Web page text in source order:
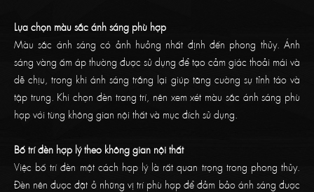
Lựa chọn màu sắc ánh sáng phù hợp
Màu sắc ánh sáng có ảnh hưởng nhất định đến phong thủy. Ánh
sáng vàng ấm áp thường được sử dụng để tạo cảm giác thoải mái và
dễ chịu, trong khi ánh sáng trắng lại giúp tăng cường sự tỉnh táo và
tập trung. Khi chọn đèn trang trí, nên xem xét màu sắc ánh sáng phù
hợp với từng không gian nội thất và mục đích sử dụng.
Bố trí đèn hợp lý theo không gian nội thất
Việc bố trí đèn một cách hợp lý là rất quan trọng trong phong thủy.
Đèn nên được đặt ở những vị trí phù hợp để đảm bảo ánh sáng được